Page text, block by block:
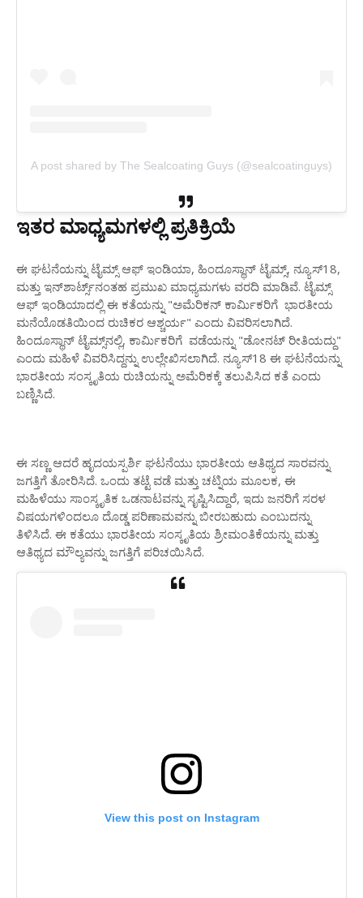
A post shared by The Sealcoating Guys (@sealcoatinguys)
ಇತರ ಮಾಧ್ಯಮಗಳಲ್ಲಿ ಪ್ರತಿಕ್ರಿಯೆ
ಈ ಘಟನೆಯನ್ನು ಟೈಮ್ಸ್ ಆಫ್ ಇಂಡಿಯಾ, ಹಿಂದೂಸ್ಥಾನ್ ಟೈಮ್ಸ್, ನ್ಯೂಸ್18,
ಮತ್ತು ಇನ್‌ಶಾರ್ಟ್ಸ್‌ನಂತಹ ಪ್ರಮುಖ ಮಾಧ್ಯಮಗಳು ವರದಿ ಮಾಡಿವೆ. ಟೈಮ್ಸ್
ಆಫ್ ಇಂಡಿಯಾದಲ್ಲಿ ಈ ಕತೆಯನ್ನು "ಅಮೆರಿಕನ್ ಕಾರ್ಮಿಕರಿಗೆ ಭಾರತೀಯ
ಮನೆಯೊಡತಿಯಿಂದ ರುಚಿಕರ ಆಶ್ಚರ್ಯ" ಎಂದು ವಿವರಿಸಲಾಗಿದೆ.
ಹಿಂದೂಸ್ಥಾನ್ ಟೈಮ್ಸ್‌ನಲ್ಲಿ, ಕಾರ್ಮಿಕರಿಗೆ ವಡೆಯನ್ನು "ಡೋನಟ್ ರೀತಿಯದ್ದು"
ಎಂದು ಮಹಿಳೆ ವಿವರಿಸಿದ್ದನ್ನು ಉಲ್ಲೇಖಿಸಲಾಗಿದೆ. ನ್ಯೂಸ್18 ಈ ಘಟನೆಯನ್ನು
ಭಾರತೀಯ ಸಂಸ್ಕೃತಿಯ ರುಚಿಯನ್ನು ಅಮೆರಿಕಕ್ಕೆ ತಲುಪಿಸಿದ ಕತೆ ಎಂದು
ಬಣ್ಣಿಸಿದೆ.
ಈ ಸಣ್ಣ ಆದರೆ ಹೃದಯಸ್ಪರ್ಶಿ ಘಟನೆಯು ಭಾರತೀಯ ಆತಿಥ್ಯದ ಸಾರವನ್ನು
ಜಗತ್ತಿಗೆ ತೋರಿಸಿದೆ. ಒಂದು ತಟ್ಟೆ ವಡೆ ಮತ್ತು ಚಟ್ನಿಯ ಮೂಲಕ, ಈ
ಮಹಿಳೆಯು ಸಾಂಸ್ಕೃತಿಕ ಒಡನಾಟವನ್ನು ಸೃಷ್ಟಿಸಿದ್ದಾರೆ, ಇದು ಜನರಿಗೆ ಸರಳ
ವಿಷಯಗಳಿಂದಲೂ ದೊಡ್ಡ ಪರಿಣಾಮವನ್ನು ಬೀರಬಹುದು ಎಂಬುದನ್ನು
ತಿಳಿಸಿದೆ. ಈ ಕತೆಯು ಭಾರತೀಯ ಸಂಸ್ಕೃತಿಯ ಶ್ರೀಮಂತಿಕೆಯನ್ನು ಮತ್ತು
ಆತಿಥ್ಯದ ಮೌಲ್ಯವನ್ನು ಜಗತ್ತಿಗೆ ಪರಿಚಯಿಸಿದೆ.
View this post on Instagram